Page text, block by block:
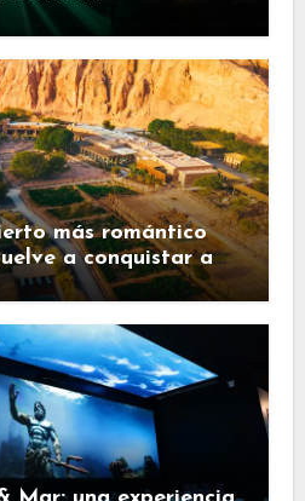
más romántico
a conquistar a